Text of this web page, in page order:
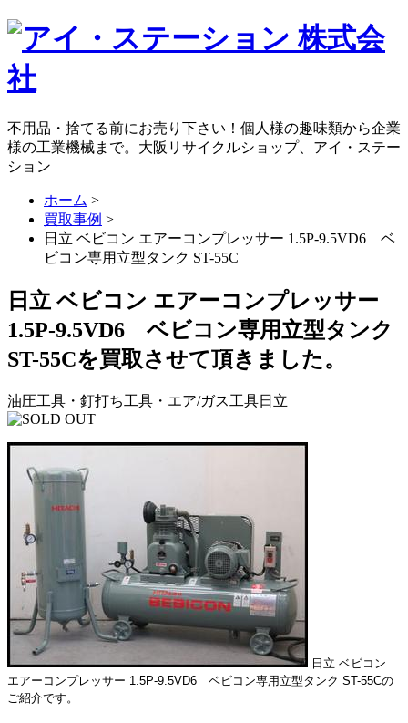
不用品・捨てる前にお売り下さい！個人様の趣味類から企業
様の工業機械まで。大阪リサイクルショップ、アイ・ステー
ション
ホーム >
買取事例 >
日立 ベビコン エアーコンプレッサー 1.5P-9.5VD6 ベ
ビコン専用立型タンク ST-55C
日立 ベビコン エアーコンプレッサー
1.5P-9.5VD6 ベビコン専用立型タンク
ST-55Cを買取させて頂きました。
油圧工具・釘打ち工具・エア/ガス工具日立
日立 ベビコン
エアーコンプレッサー 1.5P-9.5VD6 ベビコン専用立型タンク ST-55Cの
ご紹介です。